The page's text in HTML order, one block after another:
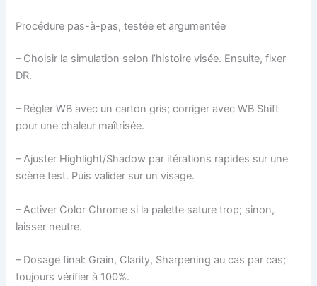
Procédure pas-à-pas, testée et argumentée
– Choisir la simulation selon l’histoire visée. Ensuite, fixer
DR.
– Régler WB avec un carton gris; corriger avec WB Shift
pour une chaleur maîtrisée.
– Ajuster Highlight/Shadow par itérations rapides sur une
scène test. Puis valider sur un visage.
– Activer Color Chrome si la palette sature trop; sinon,
laisser neutre.
– Dosage final: Grain, Clarity, Sharpening au cas par cas;
toujours vérifier à 100%.